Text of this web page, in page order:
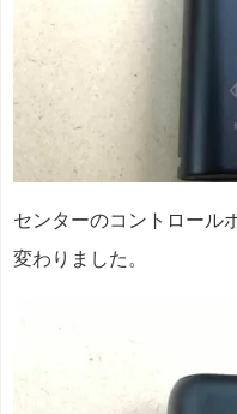
センターのコントロール
変わりました。